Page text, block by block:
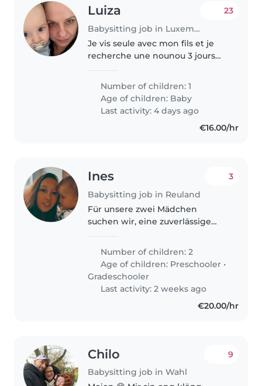
Luiza
Babysitting job in Luxembourg
23
Je vis seule avec mon fils et je
recherche une nounou 3 jours
Je pourrais occasionnellement
demander d'autres jours.
Number of children: 1
Age of children: Baby
Last activity: 4 days ago
€16.00/hr
Ines
Babysitting job in Reuland
3
Für unsere zwei Mädchen
suchen wir, eine zuverlässige
Montags, Mittwochs und
Freitags in der Mittagsstunde.
Gesucht wird jemand mit
Deutsch-..
Number of children: 2
Age of children: Preschooler •
Gradeschooler
Last activity: 2 weeks ago
€20.00/hr
Chilo
Babysitting job in Wahl
9